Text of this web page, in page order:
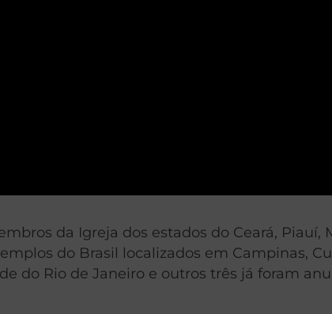
da Igreja dos estados do Ceará, Piauí,
do Brasil localizados em Campinas,
do Rio de Janeiro e outros três já foram